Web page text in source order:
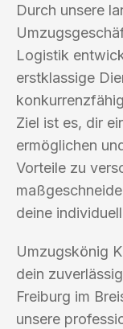
Durch unsere
Logistik
erstklassige
Ziel ist es, dir
ermöglichen
Vorteile zu
deine
Umzugskönig
dein
Freiburg im
unsere